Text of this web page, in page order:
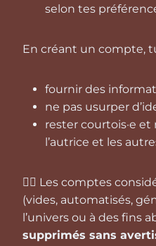
selon tes
En créant un compte,
fournir des
ne pas usurper
rester courtois·e et
l’autrice et les
🕵️‍♀️ Les comptes
(vides, automatisés,
l’univers ou à des fins
supprimés sans